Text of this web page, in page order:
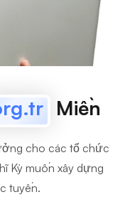
Miền
cho các tổ chức
Kỳ muốn xây dựng
tuyến.